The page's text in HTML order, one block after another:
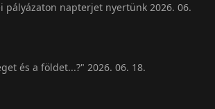
pályázaton napterjet nyertünk 2026. 06.
és a földet...?" 2026. 06. 18.